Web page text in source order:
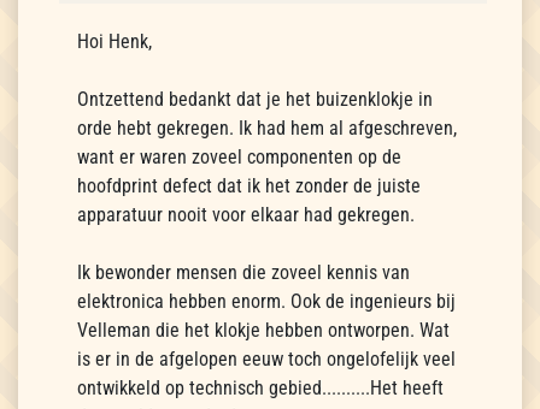
Hoi Henk,
Ontzettend bedankt dat je het buizenklokje in
orde hebt gekregen. Ik had hem al afgeschreven,
want er waren zoveel componenten op de
hoofdprint defect dat ik het zonder de juiste
apparatuur nooit voor elkaar had gekregen.
Ik bewonder mensen die zoveel kennis van
elektronica hebben enorm. Ook de ingenieurs bij
Velleman die het klokje hebben ontworpen. Wat
is er in de afgelopen eeuw toch ongelofelijk veel
ontwikkeld op technisch gebied..........Het heeft